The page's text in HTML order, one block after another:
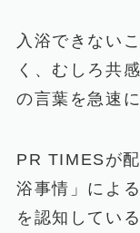
入浴できない
く、むしろ共
の言葉を急速
PR TIMESが
浴事情」によ
を認知してい